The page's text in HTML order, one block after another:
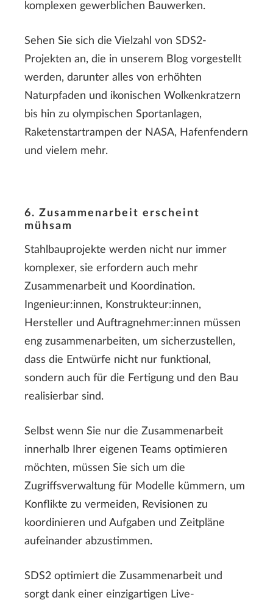
komplexen gewerblichen Bauwerken.
Sehen Sie sich die Vielzahl von SDS2-
Projekten an, die in unserem Blog vorgestellt
werden, darunter alles von erhöhten
Naturpfaden und ikonischen Wolkenkratzern
bis hin zu olympischen Sportanlagen,
Raketenstartrampen der NASA, Hafenfendern
und vielem mehr.
6. Zusammenarbeit erscheint
mühsam
Stahlbauprojekte werden nicht nur immer
komplexer, sie erfordern auch mehr
Zusammenarbeit und Koordination.
Ingenieur:innen, Konstrukteur:innen,
Hersteller und Auftragnehmer:innen müssen
eng zusammenarbeiten, um sicherzustellen,
dass die Entwürfe nicht nur funktional,
sondern auch für die Fertigung und den Bau
realisierbar sind.
Selbst wenn Sie nur die Zusammenarbeit
innerhalb Ihrer eigenen Teams optimieren
möchten, müssen Sie sich um die
Zugriffsverwaltung für Modelle kümmern, um
Konflikte zu vermeiden, Revisionen zu
koordinieren und Aufgaben und Zeitpläne
aufeinander abzustimmen.
SDS2 optimiert die Zusammenarbeit und
sorgt dank einer einzigartigen Live-